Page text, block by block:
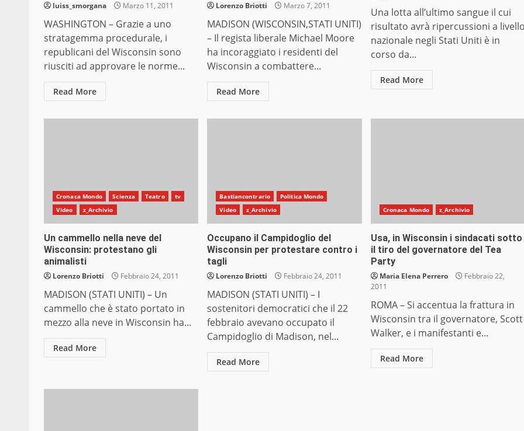
luiss_smorgana Marzo 11, 2011
WASHINGTON – Grazie a uno
stratagemma procedurale, i
republicani del Wisconsin sono
riusciti ad approvare le norme...
Read More
Lorenzo Briotti Marzo 7, 2011
MADISON (WISCONSIN,STATI UNITI)
– Il regista liberale Michael Moore
ha incoraggiato i residenti del
Wisconsin a combattere...
Read More
Una lotta all’ultimo sangue il cui
risultato avrà ripercussioni a
nazionale negli Stati Uniti è in
corso da...
Read More
Cronaca Mondo Scienza Teatro
tv
Video
z_Archivio
Un cammello nella neve del
Wisconsin: protestano gli
animalisti
Lorenzo Briotti Febbraio 24, 2011
MADISON (STATI UNITI) – Un
cammello che è stato portato in
mezzo alla neve in Wisconsin ha...
Read More
Bastiancontrario
Politica Mondo
Video
z_Archivio
Occupano il Campidoglio del
Wisconsin per protestare contro i
tagli
Lorenzo Briotti Febbraio 24, 2011
MADISON (STATI UNITI) – I
sostenitori democratici che il 22
febbraio avevano occupato il
Campidoglio di Madison, nel...
Read More
Cronaca Mondo z_Archivio
Usa, in Wisconsin i sindacati sotto
il tiro del governatore del Tea
Party
Maria Elena Perrero
Febbraio 22,
2011
ROMA – Si accentua la frattura in
Wisconsin tra il governatore, Scott
Walker, e i manifestanti e...
Read More